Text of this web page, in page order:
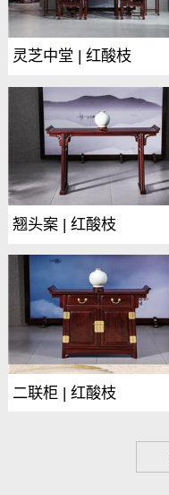
灵芝中堂 | 红酸枝
翘头案 | 红酸枝
二联柜 | 红酸枝